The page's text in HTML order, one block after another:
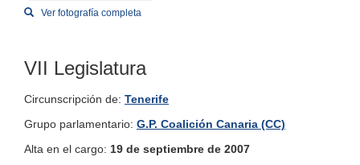
Ver fotografía completa
VII Legislatura
Circunscripción de: Tenerife
Grupo parlamentario: G.P. Coalición Canaria (CC)
Alta en el cargo: 19 de septiembre de 2007